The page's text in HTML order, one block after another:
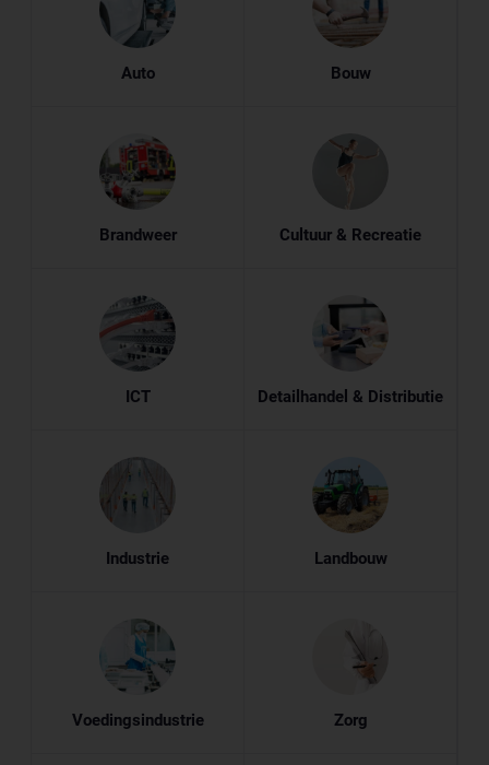
Auto Bouw
Brandweer Cultuur & Recreatie
ICT Detailhandel & Distributie
Industrie Landbouw
Voedingsindustrie Zorg